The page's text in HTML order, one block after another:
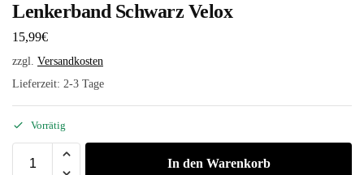
Lenkerband Schwarz Velox
15,99€
zzgl. Versandkosten
Lieferzeit: 2-3 Tage
Vorrätig
In den Warenkorb